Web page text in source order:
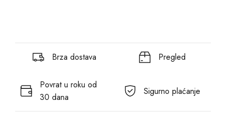
Brza dostava Pregled
Povrat u roku od
30 dana
Sigurno plaćanje